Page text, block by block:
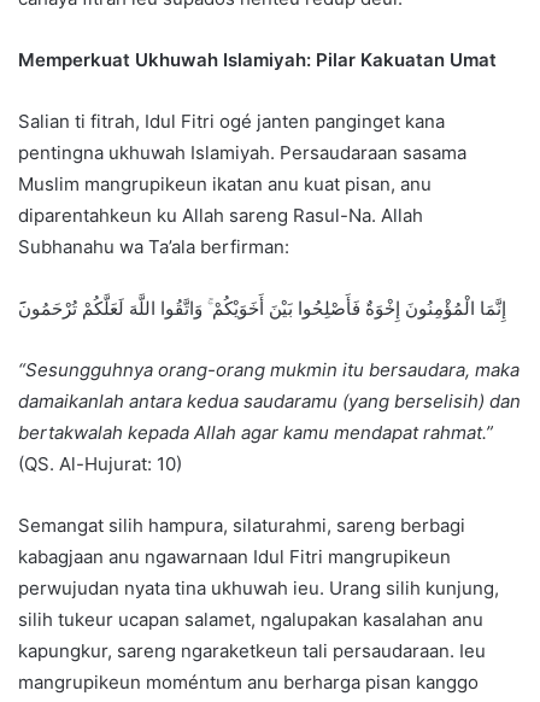
Memperkuat Ukhuwah Islamiyah: Pilar Kakuatan Umat
Salian ti fitrah, Idul Fitri ogé janten panginget kana
pentingna ukhuwah Islamiyah. Persaudaraan sasama
Muslim mangrupikeun ikatan anu kuat pisan, anu
diparentahkeun ku Allah sareng Rasul-Na. Allah
Subhanahu wa Ta’ala berfirman:
إِنَّمَا الْمُؤْمِنُونَ إِخْوَةٌ فَأَصْلِحُوا بَيْنَ أَخَوَيْكُمْ ۚ وَاتَّقُوا اللَّهَ لَعَلَّكُمْ تُرْحَمُون
“Sesungguhnya orang-orang mukmin itu bersaudara, maka
damaikanlah antara kedua saudaramu (yang berselisih) dan
bertakwalah kepada Allah agar kamu mendapat rahmat.”
(QS. Al-Hujurat: 10)
Semangat silih hampura, silaturahmi, sareng berbagi
kabagjaan anu ngawarnaan Idul Fitri mangrupikeun
perwujudan nyata tina ukhuwah ieu. Urang silih kunjung,
silih tukeur ucapan salamet, ngalupakan kasalahan anu
kapungkur, sareng ngaraketkeun tali persaudaraan. Ieu
mangrupikeun moméntum anu berharga pisan kanggo